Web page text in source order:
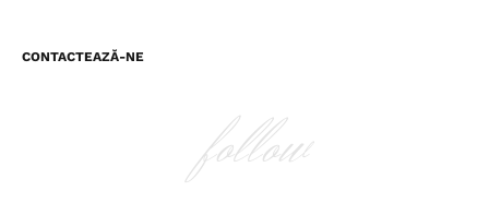
CONTACTEAZĂ-NE
follow